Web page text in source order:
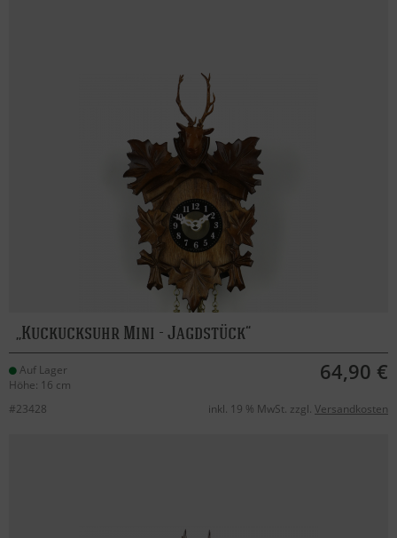
Kuckucksuhr Mini - Jagdstück
Auf Lager
Höhe: 16 cm
64,90 €
#23428 inkl. 19 % MwSt. zzgl. Versandkosten